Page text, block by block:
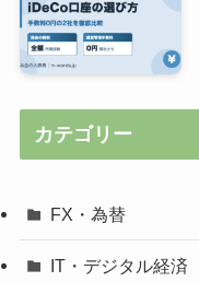
カテゴリー
FX・為替
IT・デジタル経済